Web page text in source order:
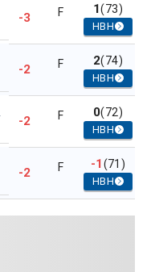
-3 F 1(73)
HBH
-2 F 2(74)
HBH
-2 F 0(72)
HBH
-2 F -1(71)
HBH